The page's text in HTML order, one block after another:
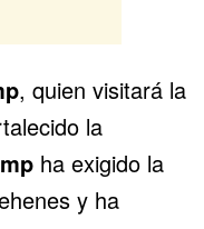
, quien visitará la
la
ha exigido la
y ha